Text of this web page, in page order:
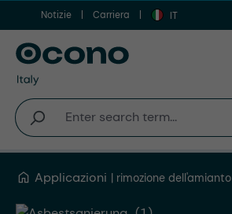
Vai al contenuto principale
Notizie Carriera IT
Applicazioni rimozione dell'amianto